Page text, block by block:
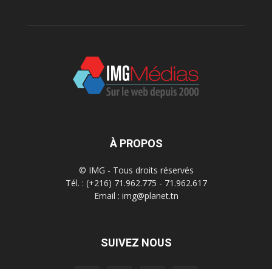
À PROPOS
© IMG - Tous droits réservés
Tél. : (+216) 71.962.775 - 71.962.617
Email : img@planet.tn
SUIVEZ NOUS